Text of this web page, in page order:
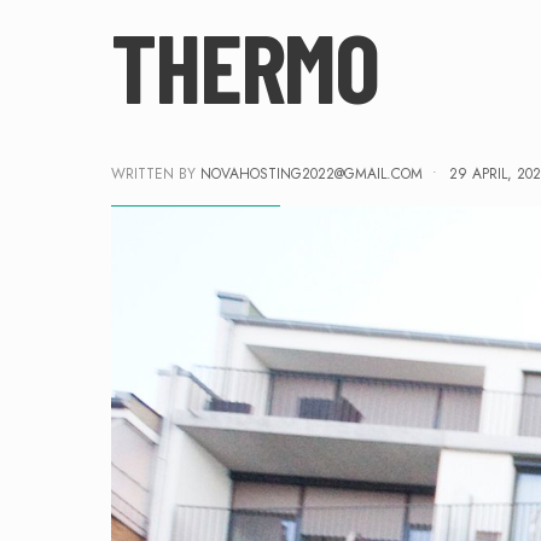
THERMO
WRITTEN BY NOVAHOSTING2022@GMAIL.COM • 29 APRIL,